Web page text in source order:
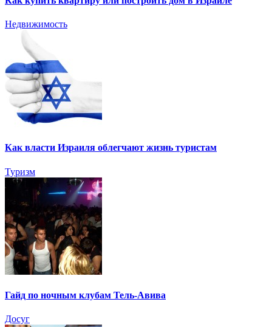
Недвижимость
Как власти Израиля облегчают жизнь туристам
Туризм
Гайд по ночным клубам Тель-Авива
Досуг